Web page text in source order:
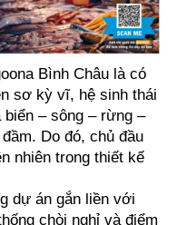
Bình Châu là có
sơ kỳ vĩ, hệ sinh thái
– sông – rừng –
Do đó, chủ đầu
nhiên trong thiết kế
dự án gắn liền với
chòi nghỉ và điểm